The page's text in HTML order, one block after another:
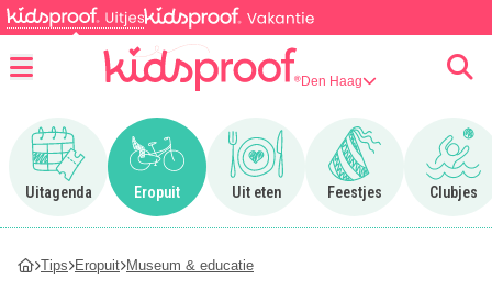
Den Haag
Uitagenda
Ga naar Uitagenda
Eropuit
Ga naar Eropuit
Uit eten
Ga naar Uit eten
Feestjes
Ga naar Feestjes
Clubjes
Ga
Tips Eropuit Museum & educatie